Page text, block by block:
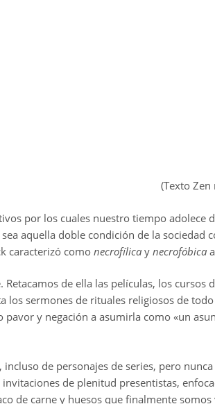
(Texto
por los cuales nuestro tiempo adolece
aquella doble condición de la sociedad
caracterizó comonecrofílicay necrofóbicaa
de ella las películas, los
los sermones de rituales religiosos de
y negación a asumirla como «un
de personajes de series, pero
de plenitud presentistas,
de carne y huesos que finalmente